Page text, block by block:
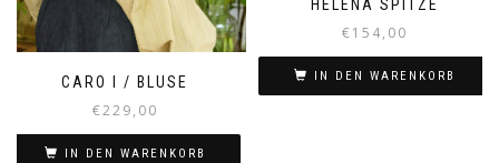
CARO I / BLUSE
€229,00
IN DEN WARENKORB
HELENA SPITZE
€154,00
IN DEN WARENKORB